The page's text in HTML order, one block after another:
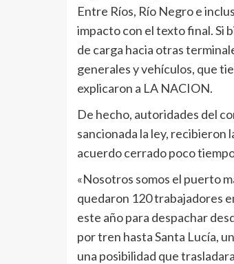
Entre Ríos, Río Negro e
impacto con el texto final. Si
de carga hacia otras
generales y vehículos, que
explicaron a LA NACION.
De hecho, autoridades del
sancionada la ley, recibieron
acuerdo cerrado poco
«Nosotros somos el puerto
quedaron 120 trabajadores
este año para despachar
por tren hasta Santa Lucía,
una posibilidad que